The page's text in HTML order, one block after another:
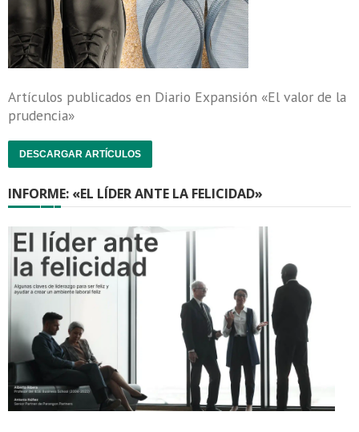
Artículos publicados en Diario Expansión «El valor de la
prudencia»
DESCARGAR ARTÍCULOS
INFORME: «EL LÍDER ANTE LA FELICIDAD»